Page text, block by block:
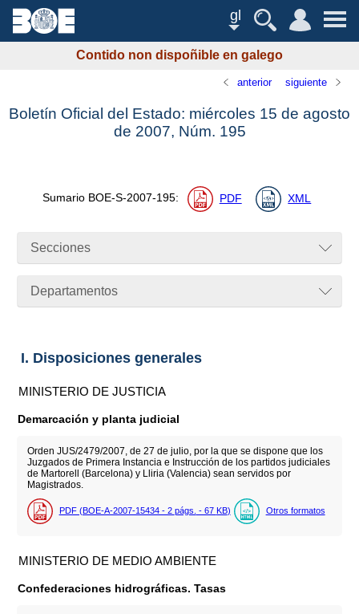
gl
Contido non dispoñible en galego
anterior siguiente
Boletín Oficial del Estado: miércoles 15 de agosto
de 2007, Núm. 195
Sumario BOE-S-2007-195: PDF XML
Secciones
Departamentos
I. Disposiciones generales
MINISTERIO DE JUSTICIA
Demarcación y planta judicial
Orden JUS/2479/2007, de 27 de julio, por la que se dispone que los
Juzgados de Primera Instancia e Instrucción de los partidos judiciales
de Martorell (Barcelona) y Lliria (Valencia) sean servidos por
Magistrados.
PDF (BOE-A-2007-15434 - 2 págs. - 67 KB) Otros formatos
MINISTERIO DE MEDIO AMBIENTE
Confederaciones hidrográficas. Tasas